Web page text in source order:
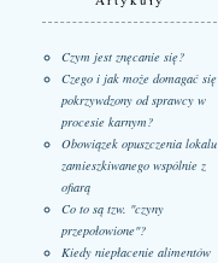
Czym jest znęcanie się?
Czego i jak może domagać się
pokrzywdzony od sprawcy w
procesie karnym?
Obowiązek opuszczenia lokalu
zamieszkiwanego wspólnie z
ofiarą
Co to są tzw. "czyny
przepołowione"?
Kiedy niepłacenie alimentów